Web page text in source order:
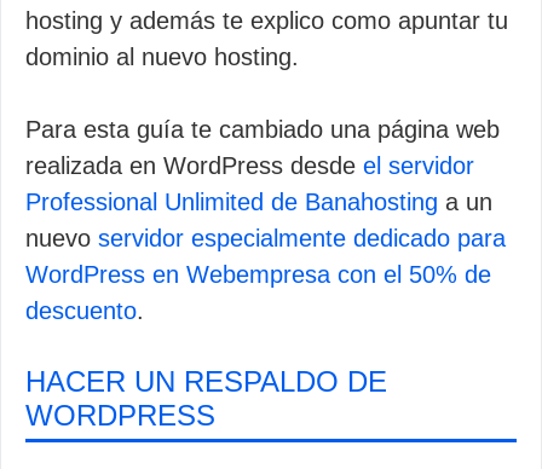
hosting y además te explico como apuntar tu
dominio al nuevo hosting.
Para esta guía te cambiado una página web
realizada en WordPress desde el servidor
Professional Unlimited de Banahosting a un
nuevo servidor especialmente dedicado para
WordPress en Webempresa con el 50% de
descuento.
HACER UN RESPALDO DE
WORDPRESS